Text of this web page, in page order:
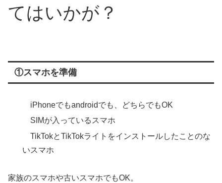
てはいかが？
①スマホを準備
iPhoneでもandroidでも、どちらでもOK
SIMが入っているスマホ
TikTokとTikTokライトをインストールしたことのな
いスマホ
家族のスマホや古いスマホでもOK。